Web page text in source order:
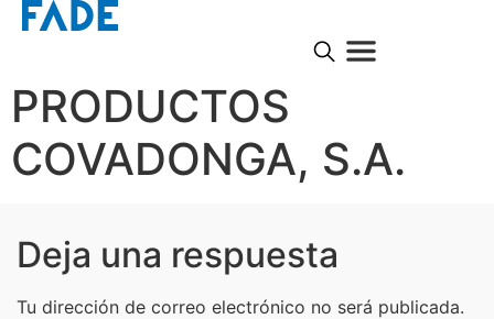
PRODUCTOS
COVADONGA, S.A.
Deja una respuesta
Tu dirección de correo electrónico no será publicada.